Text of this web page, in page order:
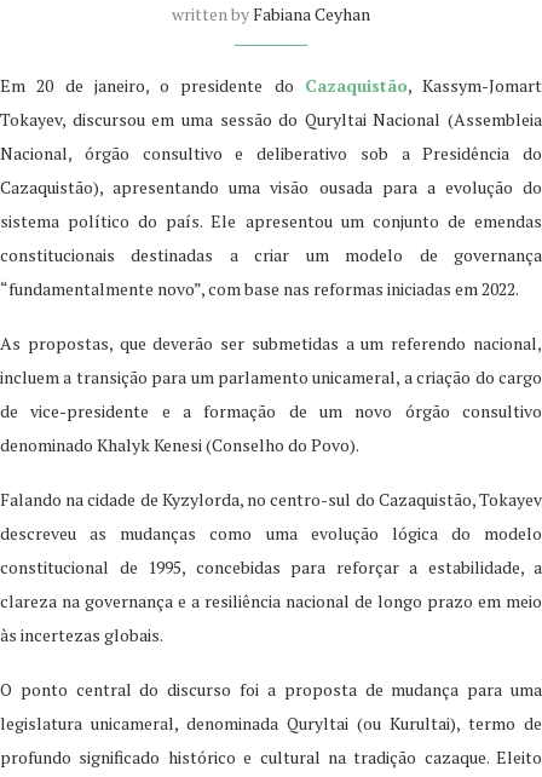
written byFabiana Ceyhan
Em 20 de janeiro, o presidente do Cazaquistão, Kassym-Jomart
Tokayev, discursou em uma sessão do Quryltai Nacional (Assembleia
Nacional, órgão consultivo e deliberativo sob a Presidência do
Cazaquistão), apresentando uma visão ousada para a evolução do
sistema político do país. Ele apresentou um conjunto de emendas
constitucionais destinadas a criar um modelo de governança
“fundamentalmente novo”, com base nas reformas iniciadas em 2022.
As propostas, que deverão ser submetidas a um referendo nacional,
incluem a transição para um parlamento unicameral, a criação do cargo
de vice-presidente e a formação de um novo órgão consultivo
denominado Khalyk Kenesi (Conselho do Povo).
Falando na cidade de Kyzylorda, no centro-sul do Cazaquistão, Tokayev
descreveu as mudanças como uma evolução lógica do modelo
constitucional de 1995, concebidas para reforçar a estabilidade, a
clareza na governança e a resiliência nacional de longo prazo em meio
às incertezas globais.
O ponto central do discurso foi a proposta de mudança para uma
legislatura unicameral, denominada Quryltai (ou Kurultai), termo de
profundo significado histórico e cultural na tradição cazaque. Eleito